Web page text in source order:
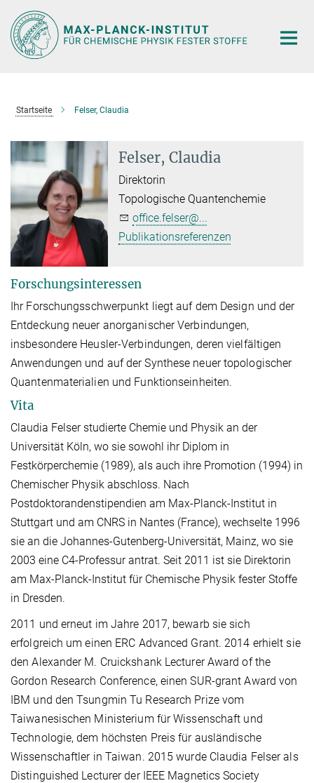
Hauptinhalt
Startseite Felser, Claudia
Felser, Claudia
Direktorin
Topologische Quantenchemie
office.felser@...
Publikationsreferenzen
Forschungsinteressen
Ihr Forschungsschwerpunkt liegt auf dem Design und der
Entdeckung neuer anorganischer Verbindungen,
insbesondere Heusler-Verbindungen, deren vielfältigen
Anwendungen und auf der Synthese neuer topologischer
Quantenmaterialien und Funktionseinheiten.
Vita
Claudia Felser studierte Chemie und Physik an der
Universität Köln, wo sie sowohl ihr Diplom in
Festkörperchemie (1989), als auch ihre Promotion (1994) in
Chemischer Physik abschloss. Nach
Postdoktorandenstipendien am Max-Planck-Institut in
Stuttgart und am CNRS in Nantes (France), wechselte 1996
sie an die Johannes-Gutenberg-Universität, Mainz, wo sie
2003 eine C4-Professur antrat. Seit 2011 ist sie Direktorin
am Max-Planck-Institut für Chemische Physik fester Stoffe
in Dresden.
2011 und erneut im Jahre 2017, bewarb sie sich
erfolgreich um einen ERC Advanced Grant. 2014 erhielt sie
den Alexander M. Cruickshank Lecturer Award of the
Gordon Research Conference, einen SUR-grant Award von
IBM und den Tsungmin Tu Research Prize vom
Taiwanesischen Ministerium für Wissenschaft und
Technologie, dem höchsten Preis für ausländische
Wissenschaftler in Taiwan. 2015 wurde Claudia Felser als
Distinguished Lecturer der IEEE Magnetics Society